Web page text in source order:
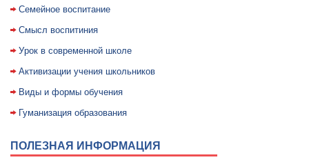
Семейное воспитание
Смысл воспитиния
Уpок в совpеменной школе
Активизации учения школьников
Виды и формы обучения
Гуманизация образования
ПОЛЕЗНАЯ ИНФОРМАЦИЯ